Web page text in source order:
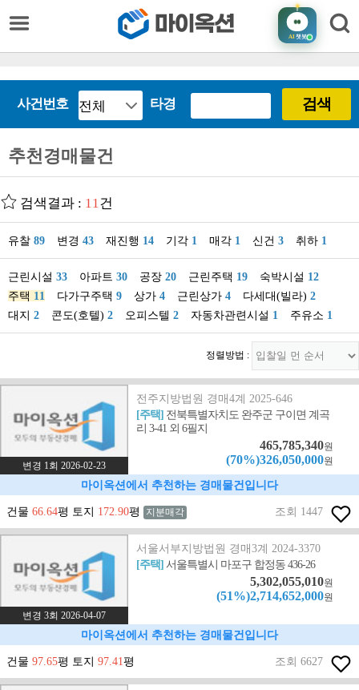
AI챗봇
사건번호 타경 검색
추천경매물건
검색결과 : 11건
유찰 89 변경 43 재진행 14 기각 1 매각 1 신건 3 취하 1
근린시설 33 아파트 30 공장 20 근린주택 19 숙박시설 12
주택 11 다가구주택 9 상가 4 근린상가 4 다세대(빌라) 2
대지 2 콘도(호텔) 2 오피스텔 2 자동차관련시설 1 주유소 1
정렬방법 :
변경 1회 2026-02-23
전주지방법원 경매4계 2025-646
[주택] 전북특별자치도 완주군 구이면 계곡
리 3-41 외 6필지
465,785,340원
(70%)326,050,000원
마이옥션에서 추천하는 경매물건입니다
건물 66.64평 토지 172.90평 지분매각 조회 1447
변경 3회 2026-04-07
서울서부지방법원 경매3계 2024-3370
[주택]서울특별시 마포구 합정동 436-26
5,302,055,010원
(51%)2,714,652,000원
마이옥션에서 추천하는 경매물건입니다
건물 97.65평 토지 97.41평 조회 6627